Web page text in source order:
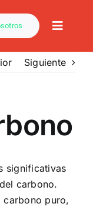
Toggle
Siguiente
significativas
carbono.
carbono puro,